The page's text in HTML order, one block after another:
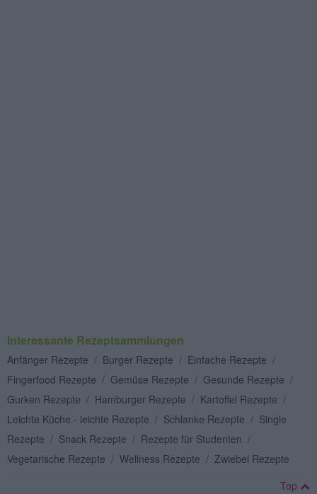
Interessante Rezeptsammlungen
Anfänger Rezepte / Burger Rezepte / Einfache Rezepte /
Fingerfood Rezepte / Gemüse Rezepte / Gesunde Rezepte /
Gurken Rezepte / Hamburger Rezepte / Kartoffel Rezepte /
Leichte Küche - leichte Rezepte / Schlanke Rezepte / Single
Rezepte / Snack Rezepte / Rezepte für Studenten /
Vegetarische Rezepte / Wellness Rezepte / Zwiebel Rezepte
Top